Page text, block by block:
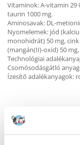
Vitaminok: A-vitamin 29
taurin 1000 mg.
Aminosavak: DL-
Nyomelemek: jód
monohidrát) 50 mg,
(mangán(II)-oxid) 50
Technológiai
Csomósodásgátló
Ízesítő adalékanyagok:
Táplálási ajánlások: